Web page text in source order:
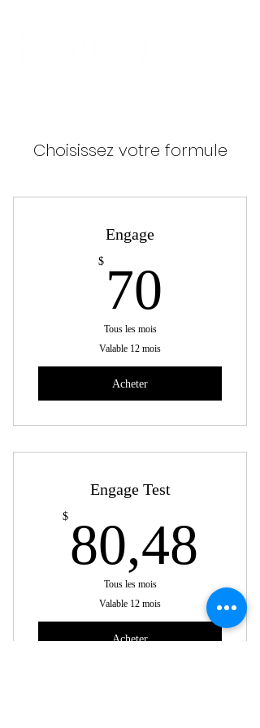
Choisissez votre formule
Engage
$ 70
Tous les mois
Valable 12 mois
Acheter
Engage Test
$ 80,48
Tous les mois
Valable 12 mois
Acheter